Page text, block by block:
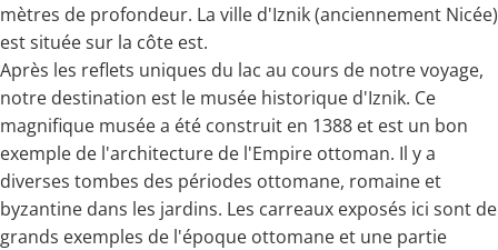
mètres de profondeur. La ville d'Iznik (anciennement Nicée)
est située sur la côte est.
Après les reflets uniques du lac au cours de notre voyage,
notre destination est le musée historique d'Iznik. Ce
magnifique musée a été construit en 1388 et est un bon
exemple de l'architecture de l'Empire ottoman. Il y a
diverses tombes des périodes ottomane, romaine et
byzantine dans les jardins. Les carreaux exposés ici sont de
grands exemples de l'époque ottomane et une partie